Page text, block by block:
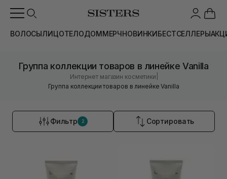
ВОЛОСЫЛИЦОТЕЛОДОММЕРЧНОВИНКИБЕСТСЕЛЛЕРЫ
Группа коллекции товаров в линейке Vanilla
Интернет магазин косметики
Группа коллекции товаров в линейке Vanilla
Фильтр 2 Сортировать